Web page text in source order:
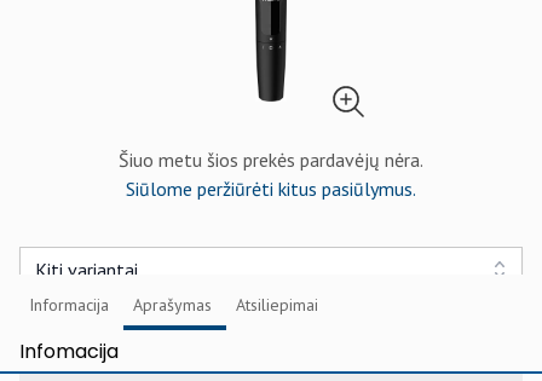
Šiuo metu šios prekės pardavėjų nėra.
Siūlome peržiūrėti kitus pasiūlymus.
Kiti variantai
Informacija Aprašymas Atsiliepimai
Infomacija